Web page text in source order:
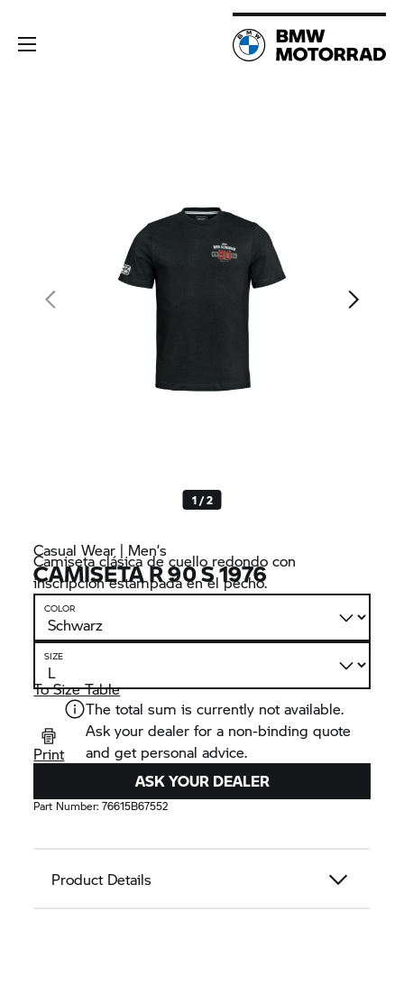
1 / 2
Casual Wear | Men’s
CAMISETA R 90 S 1976
Camiseta clásica de cuello redondo con
inscripción estampada en el pecho.
COLOR
SIZE
To Size Table
Print
The total sum is currently not available.
Ask your dealer for a non-binding quote
and get personal advice.
ASK YOUR DEALER
Part Number:76615B67552
Product Details